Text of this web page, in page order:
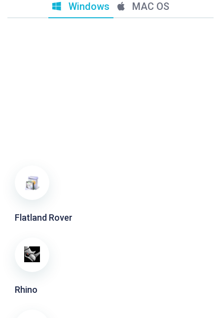
Windows MAC OS
Flatland Rover
Rhino